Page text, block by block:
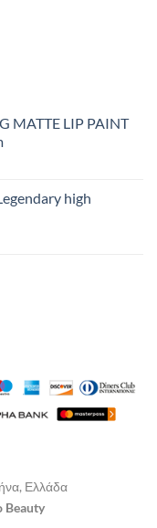
MATTE LIP PAINT
high
Ελλάδα
Beauty